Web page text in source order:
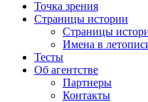
Точка зрения
Страницы истории
Страницы
Имена в
Тесты
Об агентстве
Партнеры
Контакты